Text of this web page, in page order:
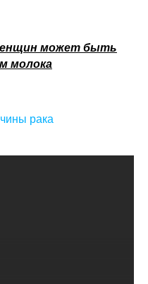
может быть
молока
рака